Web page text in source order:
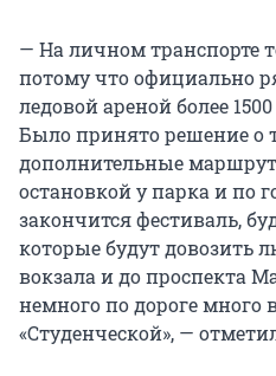
— На личном транспорте
потому что официально
ледовой ареной более
Было принято решение о
дополнительные
остановкой у парка и по
закончится фестиваль,
которые будут довозить
вокзала и до проспекта
немного по дороге много
«Студенческой», —